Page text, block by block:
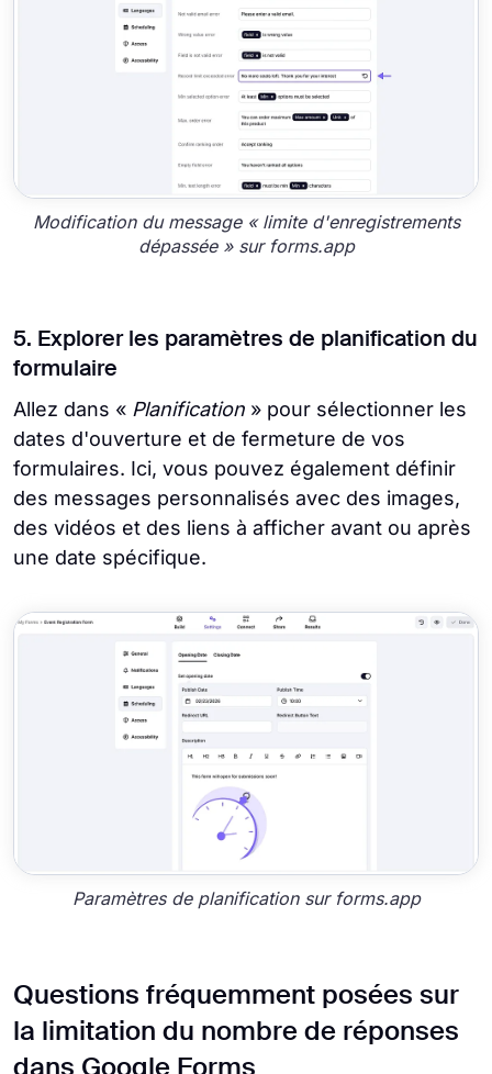
Modification du message « limite d'enregistrements
dépassée » sur forms.app
5. Explorer les paramètres de planification du
formulaire
Allez dans « Planification » pour sélectionner les
dates d'ouverture et de fermeture de vos
formulaires. Ici, vous pouvez également définir
des messages personnalisés avec des images,
des vidéos et des liens à afficher avant ou après
une date spécifique.
Paramètres de planification sur forms.app
Questions fréquemment posées sur
la limitation du nombre de réponses